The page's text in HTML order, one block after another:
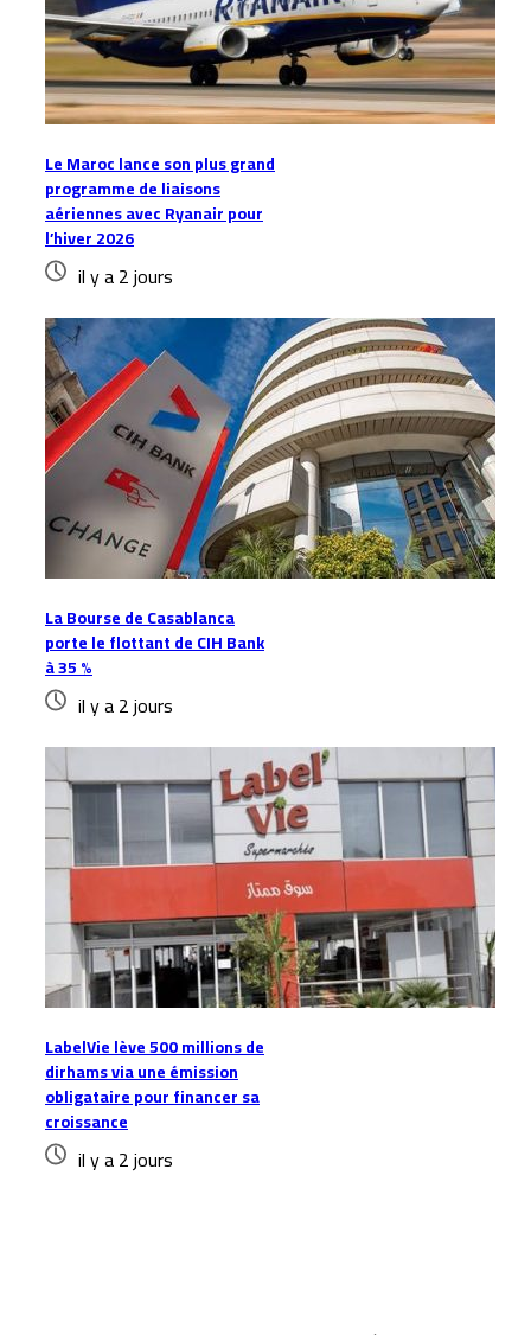
Le Maroc lance son plus grand
programme de liaisons
aériennes avec Ryanair pour
l’hiver 2026
il y a 2 jours
La Bourse de Casablanca
porte le flottant de CIH Bank
à 35 %
il y a 2 jours
LabelVie lève 500 millions de
dirhams via une émission
obligataire pour financer sa
croissance
il y a 2 jours